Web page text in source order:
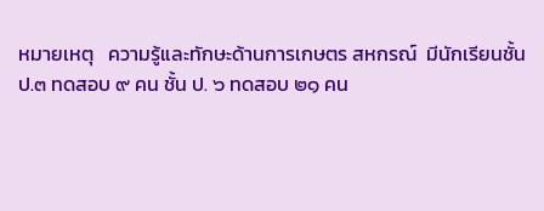
หมายเหตุ ความรู้และทักษะด้านการเกษตร สหกรณ์ มีนักเรียนชั้น
ป.๓ ทดสอบ ๙ คน ชั้น ป. ๖ ทดสอบ ๒๑ คน